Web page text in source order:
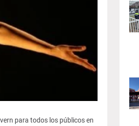
para todos los públicos en